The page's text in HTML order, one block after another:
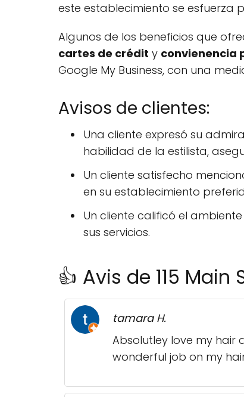
este establecimiento se esfuerza
Algunos de los beneficios que
cartes de crédit y convienencia
Google My Business, con una
Avisos de clientes:
Una cliente expresó su
habilidad de la estilista,
Un cliente satisfecho
en su establecimiento
Un cliente calificó el
sus servicios.
👍 Avis de 115
tamara H.
Absolutley love my hair
wonderful job on my